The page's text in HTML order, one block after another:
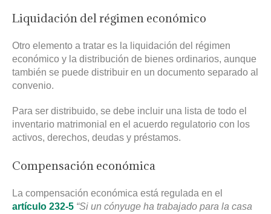
Liquidación del régimen económico
Otro elemento a tratar es la liquidación del régimen
económico y la distribución de bienes ordinarios, aunque
también se puede distribuir en un documento separado al
convenio.
Para ser distribuido, se debe incluir una lista de todo el
inventario matrimonial en el acuerdo regulatorio con los
activos, derechos, deudas y préstamos.
Compensación económica
La compensación económica está regulada en el
artículo 232-5 “Si un cónyuge ha trabajado para la casa